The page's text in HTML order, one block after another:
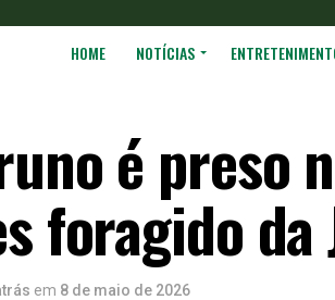
HOME NOTÍCIAS
é preso
foragido
em 8 de maio de 2026